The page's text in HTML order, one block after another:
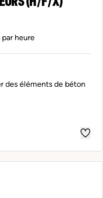
heure
des éléments de béton